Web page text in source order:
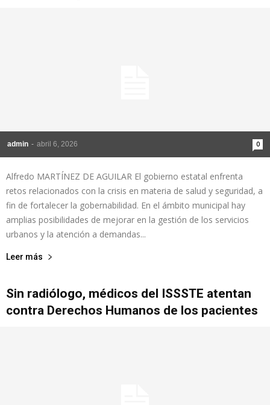
admin - abril 6, 2026 0
Alfredo MARTÍNEZ DE AGUILAR El gobierno estatal enfrenta
retos relacionados con la crisis en materia de salud y seguridad, a
fin de fortalecer la gobernabilidad. En el ámbito municipal hay
amplias posibilidades de mejorar en la gestión de los servicios
urbanos y la atención a demandas...
Leer más
Sin radiólogo, médicos del ISSSTE atentan
contra Derechos Humanos de los pacientes